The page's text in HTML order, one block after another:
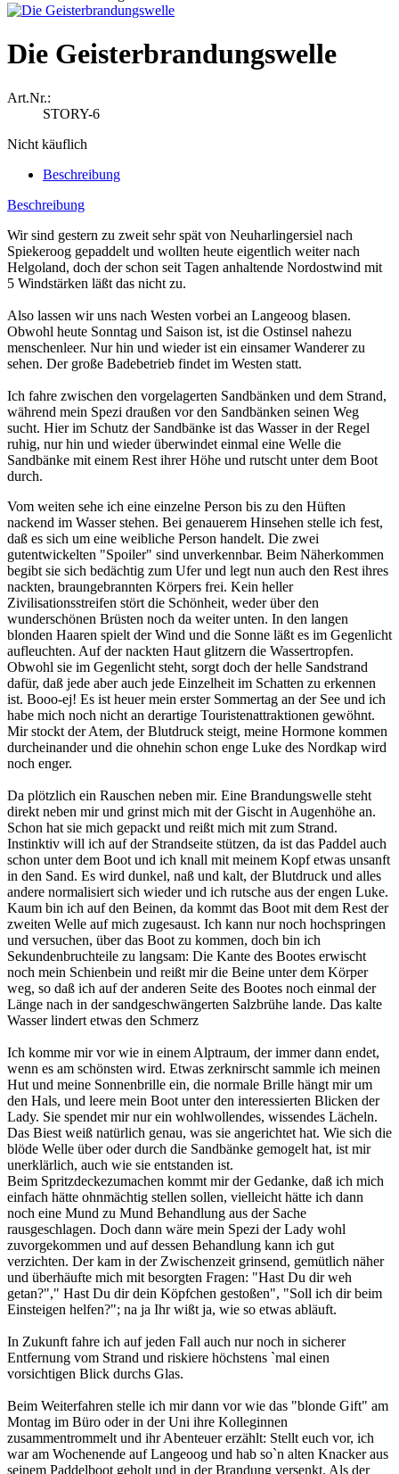
Die Geisterbrandungswelle
Art.Nr.:
STORY-6
Nicht käuflich
Beschreibung
Beschreibung
Wir sind gestern zu zweit sehr spät von Neuharlingersiel nach
Spiekeroog gepaddelt und wollten heute eigentlich weiter nach
Helgoland, doch der schon seit Tagen anhaltende Nordostwind mit
5 Windstärken läßt das nicht zu.
Also lassen wir uns nach Westen vorbei an Langeoog blasen.
Obwohl heute Sonntag und Saison ist, ist die Ostinsel nahezu
menschenleer. Nur hin und wieder ist ein einsamer Wanderer zu
sehen. Der große Badebetrieb findet im Westen statt.
Ich fahre zwischen den vorgelagerten Sandbänken und dem Strand,
während mein Spezi draußen vor den Sandbänken seinen Weg
sucht. Hier im Schutz der Sandbänke ist das Wasser in der Regel
ruhig, nur hin und wieder überwindet einmal eine Welle die
Sandbänke mit einem Rest ihrer Höhe und rutscht unter dem Boot
durch.
Vom weiten sehe ich eine einzelne Person bis zu den Hüften
nackend im Wasser stehen. Bei genauerem Hinsehen stelle ich fest,
daß es sich um eine weibliche Person handelt. Die zwei
gutentwickelten "Spoiler" sind unverkennbar. Beim Näherkommen
begibt sie sich bedächtig zum Ufer und legt nun auch den Rest ihres
nackten, braungebrannten Körpers frei. Kein heller
Zivilisationsstreifen stört die Schönheit, weder über den
wunderschönen Brüsten noch da weiter unten. In den langen
blonden Haaren spielt der Wind und die Sonne läßt es im Gegenlicht
aufleuchten. Auf der nackten Haut glitzern die Wassertropfen.
Obwohl sie im Gegenlicht steht, sorgt doch der helle Sandstrand
dafür, daß jede aber auch jede Einzelheit im Schatten zu erkennen
ist. Booo-ej! Es ist heuer mein erster Sommertag an der See und ich
habe mich noch nicht an derartige Touristenattraktionen gewöhnt.
Mir stockt der Atem, der Blutdruck steigt, meine Hormone kommen
durcheinander und die ohnehin schon enge Luke des Nordkap wird
noch enger.
Da plötzlich ein Rauschen neben mir. Eine Brandungswelle steht
direkt neben mir und grinst mich mit der Gischt in Augenhöhe an.
Schon hat sie mich gepackt und reißt mich mit zum Strand.
Instinktiv will ich auf der Strandseite stützen, da ist das Paddel auch
schon unter dem Boot und ich knall mit meinem Kopf etwas unsanft
in den Sand. Es wird dunkel, naß und kalt, der Blutdruck und alles
andere normalisiert sich wieder und ich rutsche aus der engen Luke.
Kaum bin ich auf den Beinen, da kommt das Boot mit dem Rest der
zweiten Welle auf mich zugesaust. Ich kann nur noch hochspringen
und versuchen, über das Boot zu kommen, doch bin ich
Sekundenbruchteile zu langsam: Die Kante des Bootes erwischt
noch mein Schienbein und reißt mir die Beine unter dem Körper
weg, so daß ich auf der anderen Seite des Bootes noch einmal der
Länge nach in der sandgeschwängerten Salzbrühe lande. Das kalte
Wasser lindert etwas den Schmerz
Ich komme mir vor wie in einem Alptraum, der immer dann endet,
wenn es am schönsten wird. Etwas zerknirscht sammle ich meinen
Hut und meine Sonnenbrille ein, die normale Brille hängt mir um
den Hals, und leere mein Boot unter den interessierten Blicken der
Lady. Sie spendet mir nur ein wohlwollendes, wissendes Lächeln.
Das Biest weiß natürlich genau, was sie angerichtet hat. Wie sich die
blöde Welle über oder durch die Sandbänke gemogelt hat, ist mir
unerklärlich, auch wie sie entstanden ist.
Beim Spritzdeckezumachen kommt mir der Gedanke, daß ich mich
einfach hätte ohnmächtig stellen sollen, vielleicht hätte ich dann
noch eine Mund zu Mund Behandlung aus der Sache
rausgeschlagen. Doch dann wäre mein Spezi der Lady wohl
zuvorgekommen und auf dessen Behandlung kann ich gut
verzichten. Der kam in der Zwischenzeit grinsend, gemütlich näher
und überhäufte mich mit besorgten Fragen: "Hast Du dir weh
getan?"," Hast Du dir dein Köpfchen gestoßen", "Soll ich dir beim
Einsteigen helfen?"; na ja Ihr wißt ja, wie so etwas abläuft.
In Zukunft fahre ich auf jeden Fall auch nur noch in sicherer
Entfernung vom Strand und riskiere höchstens `mal einen
vorsichtigen Blick durchs Glas.
Beim Weiterfahren stelle ich mir dann vor wie das "blonde Gift" am
Montag im Büro oder in der Uni ihre Kolleginnen
zusammentrommelt und ihr Abenteuer erzählt: Stellt euch vor, ich
war am Wochenende auf Langeoog und hab so`n alten Knacker aus
seinem Paddelboot geholt und in der Brandung versenkt. Als der